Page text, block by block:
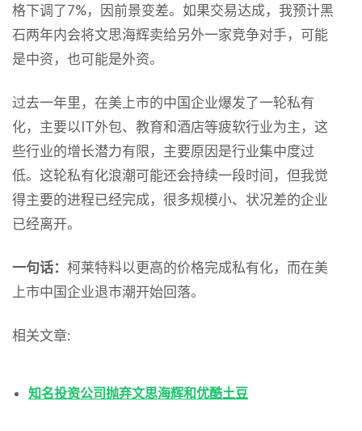
格下调了7%，因前景变差。如果交易达成，我预计黑
石两年内会将文思海辉卖给另外一家竞争对手，可能
是中资，也可能是外资。
过去一年里，在美上市的中国企业爆发了一轮私有
化，主要以IT外包、教育和酒店等疲软行业为主，这
些行业的增长潜力有限，主要原因是行业集中度过
低。这轮私有化浪潮可能还会持续一段时间，但我觉
得主要的进程已经完成，很多规模小、状况差的企业
已经离开。
一句话： 柯莱特料以更高的价格完成私有化，而在美
上市中国企业退市潮开始回落。
相关文章:
知名投资公司抛弃文思海辉和优酷土豆